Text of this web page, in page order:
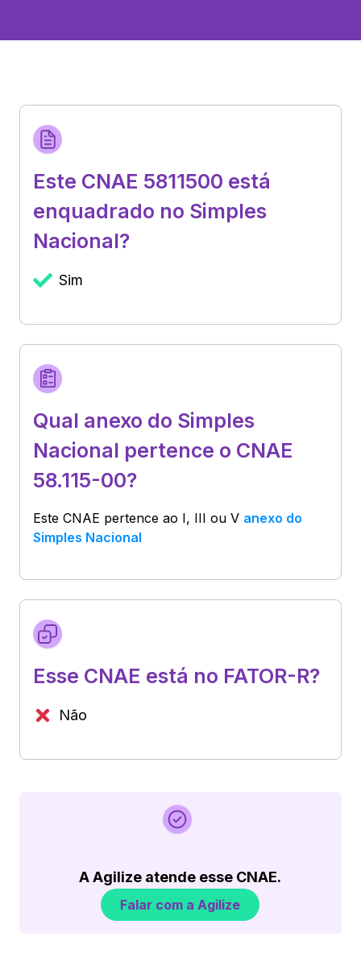
Este CNAE 5811500 está
enquadrado no Simples
Nacional?
Sim
Qual anexo do Simples
Nacional pertence o CNAE
58.115-00?
Este CNAE pertence ao I, III ou V anexo do
Simples Nacional
Esse CNAE está no FATOR-R?
Não
A Agilize atende esse CNAE.
Falar com a Agilize